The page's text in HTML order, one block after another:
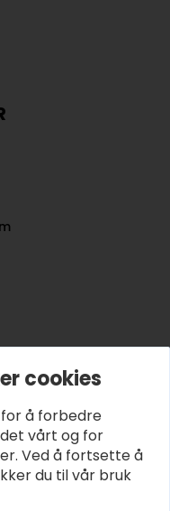
cookies
å forbedre
vårt og for
Ved å fortsette å
du til vår bruk